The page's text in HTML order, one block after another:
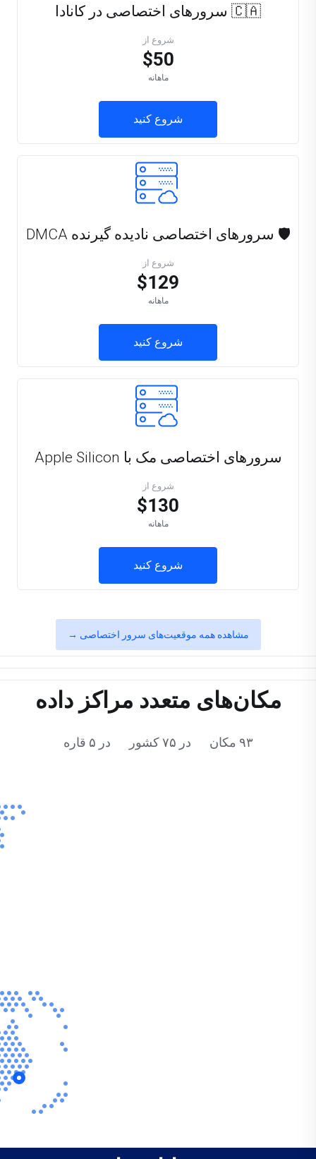
🇨🇦 سرورهای اختصاصی در کانادا
شروع از
$50
ماهانه
شروع کنید
🛡️ سرورهای اختصاصی نادیده گیرنده DMCA
شروع از
$129
ماهانه
شروع کنید
سرورهای اختصاصی مک با Apple Silicon
شروع از
$130
ماهانه
شروع کنید
مشاهده همه موقعیت‌های سرور اختصاصی →
مکان‌های متعدد مراکز داده
۹۳ مکان در ۷۵ کشور در ۵ قاره